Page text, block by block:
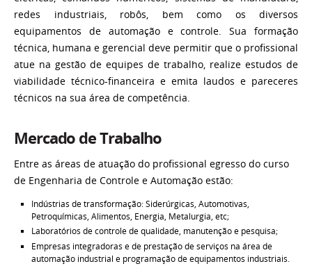
redes industriais, robôs, bem como os diversos
equipamentos de automação e controle. Sua formação
técnica, humana e gerencial deve permitir que o profissional
atue na gestão de equipes de trabalho, realize estudos de
viabilidade técnico-financeira e emita laudos e pareceres
técnicos na sua área de competência.
Mercado de Trabalho
Entre as áreas de atuação do profissional egresso do curso
de Engenharia de Controle e Automação estão:
Indústrias de transformação: Siderúrgicas, Automotivas,
Petroquímicas, Alimentos, Energia, Metalurgia, etc;
Laboratórios de controle de qualidade, manutenção e pesquisa;
Empresas integradoras e de prestação de serviços na área de
automação industrial e programação de equipamentos industriais.